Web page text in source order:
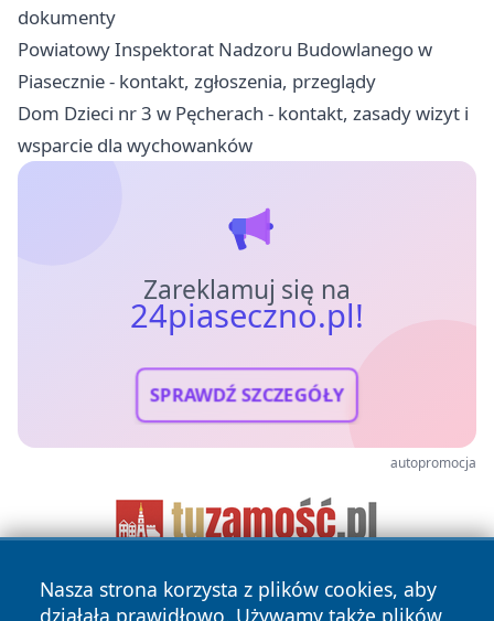
dokumenty
Powiatowy Inspektorat Nadzoru Budowlanego w
Piasecznie - kontakt, zgłoszenia, przeglądy
Dom Dzieci nr 3 w Pęcherach - kontakt, zasady wizyt i
wsparcie dla wychowanków
Zareklamuj się na
24piaseczno.pl!
SPRAWDŹ SZCZEGÓŁY
autopromocja
Nasza strona korzysta z plików cookies, aby
działała prawidłowo. Używamy także plików